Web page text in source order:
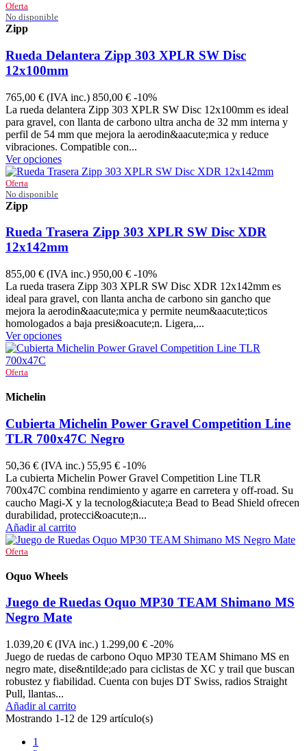
Oferta
No disponible
Zipp
Rueda Delantera Zipp 303 XPLR SW Disc
12x100mm
765,00 € (IVA inc.) 850,00 € -10%
La rueda delantera Zipp 303 XPLR SW Disc 12x100mm es ideal
para gravel, con llanta de carbono ultra ancha de 32 mm interna y
perfil de 54 mm que mejora la aerodin&aacute;mica y reduce
vibraciones. Compatible con...
Ver opciones
Oferta
No disponible
Zipp
Rueda Trasera Zipp 303 XPLR SW Disc XDR
12x142mm
855,00 € (IVA inc.) 950,00 € -10%
La rueda trasera Zipp 303 XPLR SW Disc XDR 12x142mm es
ideal para gravel, con llanta ancha de carbono sin gancho que
mejora la aerodin&aacute;mica y permite neum&aacute;ticos
homologados a baja presi&oacute;n. Ligera,...
Ver opciones
Oferta
Michelin
Cubierta Michelin Power Gravel Competition Line
TLR 700x47C Negro
50,36 € (IVA inc.) 55,95 € -10%
La cubierta Michelin Power Gravel Competition Line TLR
700x47C combina rendimiento y agarre en carretera y off-road. Su
caucho Magi-X y la tecnolog&iacute;a Bead to Bead Shield ofrecen
durabilidad, protecci&oacute;n...
Añadir al carrito
Oferta
Oquo Wheels
Juego de Ruedas Oquo MP30 TEAM Shimano MS
Negro Mate
1.039,20 € (IVA inc.) 1.299,00 € -20%
Juego de ruedas de carbono Oquo MP30 TEAM Shimano MS en
negro mate, dise&ntilde;ado para ciclistas de XC y trail que buscan
robustez y fiabilidad. Cuenta con bujes DT Swiss, radios Straight
Pull, llantas...
Añadir al carrito
Mostrando 1-12 de 129 artículo(s)
1